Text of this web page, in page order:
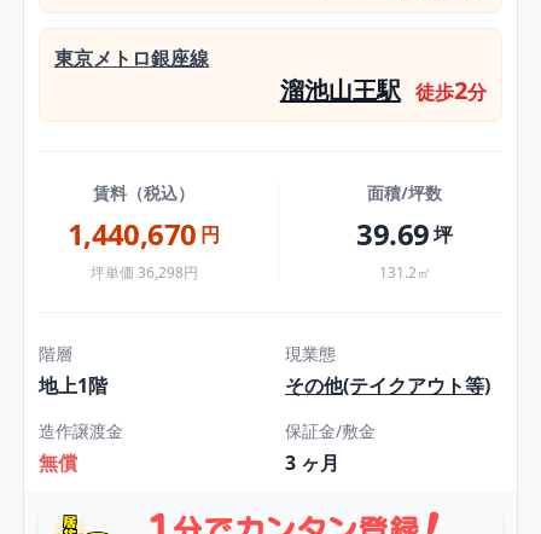
東京メトロ銀座線
溜池山王駅 徒歩2分
賃料（税込）
1,440,670 円
坪単価 36,298円
面積/坪数
39.69坪
131.2㎡
階層
地上1階
現業態
その他(テイクアウト等)
造作譲渡金
無償
保証金/敷金
3 ヶ月